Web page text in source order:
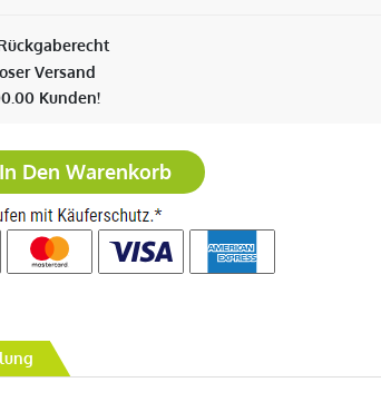
Versand
Kunden!
In Den Warenkorb